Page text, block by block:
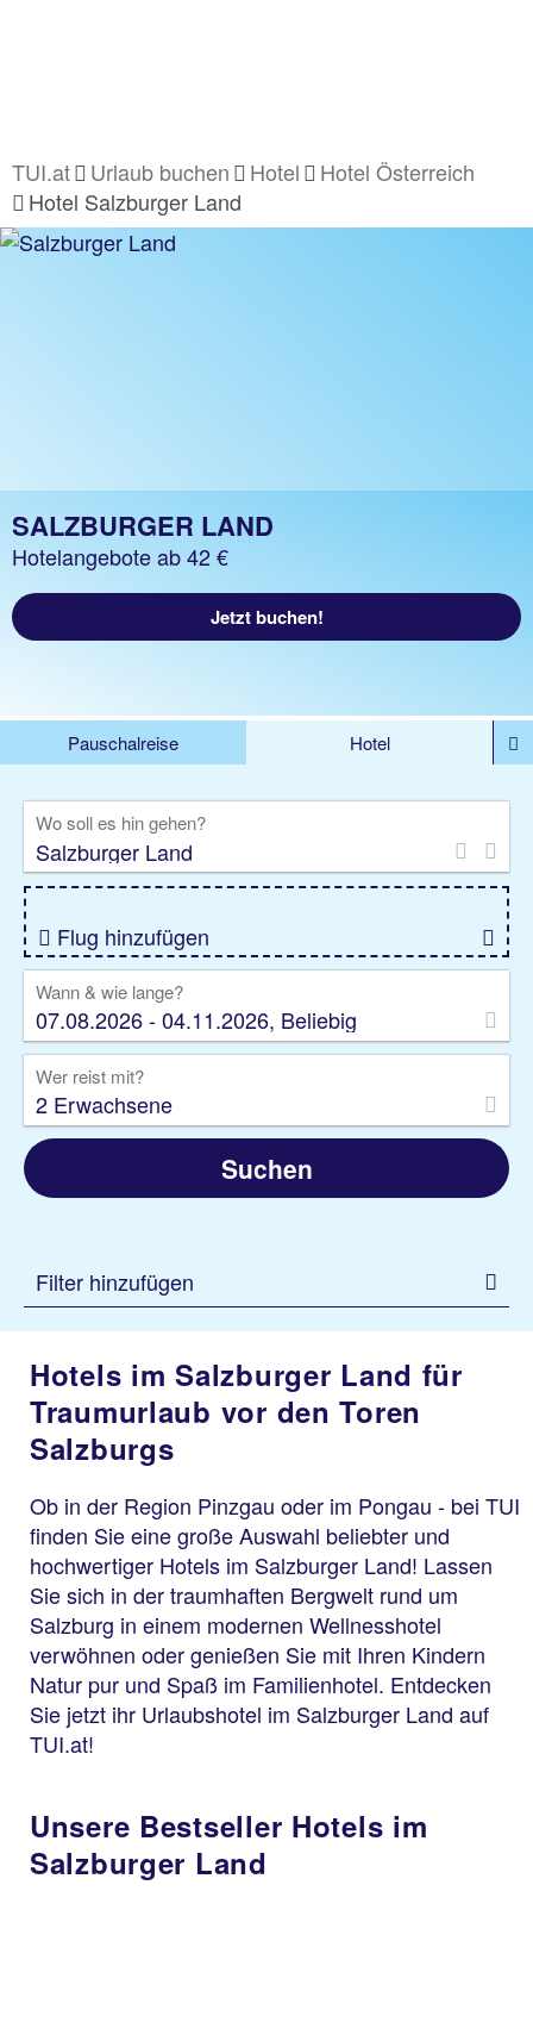
TUI.at Urlaub buchen Hotel
Hotel Österreich
Hotel Salzburger Land
SALZBURGER LAND
Hotelangebote ab 42 €
Jetzt buchen!
Pauschalreise
Hotel
Rundreise
Kreuzfahrt
Gruppenreise
Camper Privattransfer
Wo soll es hin gehen?
Flug hinzufügen
Wann & wie lange?
07.08.2026 - 04.11.2026, Beliebig
Wer reist mit?
2 Erwachsene
Suchen
Filter hinzufügen
Hotels im Salzburger Land für
Traumurlaub vor den Toren
Salzburgs
Ob in der Region Pinzgau oder im Pongau - bei TUI
finden Sie eine große Auswahl beliebter und
hochwertiger Hotels im Salzburger Land! Lassen
Sie sich in der traumhaften Bergwelt rund um
Salzburg in einem modernen Wellnesshotel
verwöhnen oder genießen Sie mit Ihren Kindern
Natur pur und Spaß im Familienhotel. Entdecken
Sie jetzt ihr Urlaubshotel im Salzburger Land auf
TUI.at!
Unsere Bestseller Hotels im
Salzburger Land